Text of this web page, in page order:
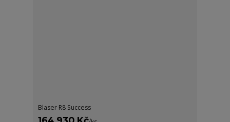
Blaser R8 Success